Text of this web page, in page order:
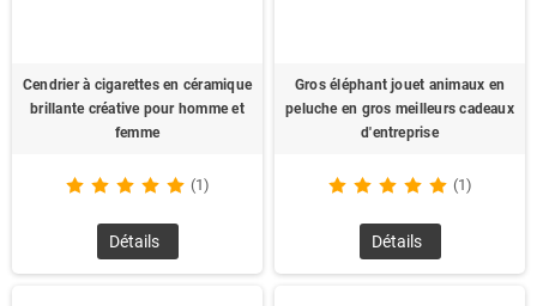
Cendrier à cigarettes en céramique
brillante créative pour homme et
femme
(1)
Détails
Gros éléphant jouet animaux en
peluche en gros meilleurs cadeaux
d'entreprise
(1)
Détails